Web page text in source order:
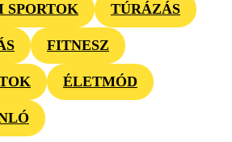
SPORTOK TÚRÁZÁS
FITNESZ
ÉLETMÓD